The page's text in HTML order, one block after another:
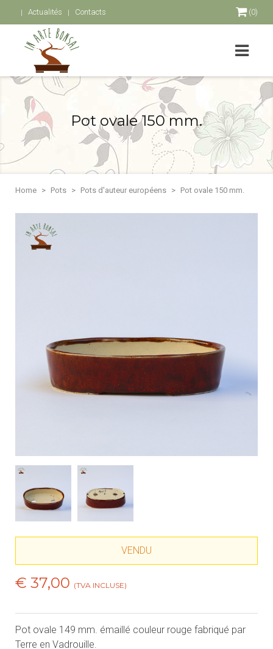
Actualités Contacts (0)
Pot ovale 150 mm.
Home Pots Pots d'auteur européens Pot ovale 150 mm.
VENDU
€ 37,00 (TVA INCLUSE)
Pot ovale 149 mm. émaillé couleur rouge fabriqué par
Terre en Vadrouille.